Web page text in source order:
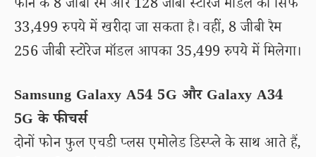
फोन के 8 जीबी रैम और 128 जीबी स्टोरेज मॉडल को सिर्फ
33,499 रुपये में खरीदा जा सकता है। वहीं, 8 जीबी रैम
256 जीबी स्टोरेज मॉडल आपका 35,499 रुपये में मिलेगा।
Samsung Galaxy A54 5G और Galaxy A34
5G के फीचर्स
दोनों फोन फुल एचडी प्लस एमोलेड डिस्प्ले के साथ आते हैं,